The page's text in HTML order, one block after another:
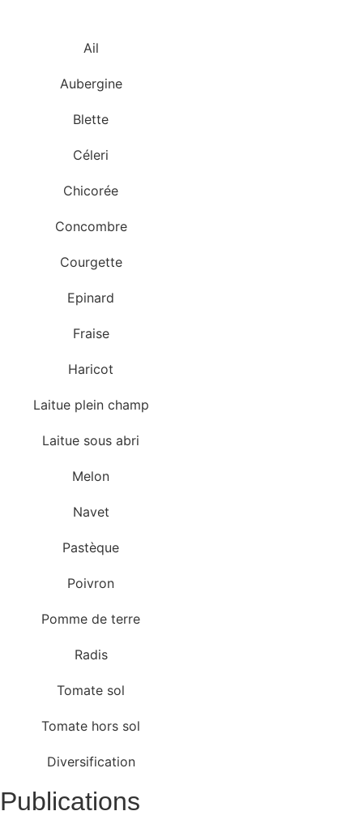
Ail
Aubergine
Blette
Céleri
Chicorée
Concombre
Courgette
Epinard
Fraise
Haricot
Laitue plein champ
Laitue sous abri
Melon
Navet
Pastèque
Poivron
Pomme de terre
Radis
Tomate sol
Tomate hors sol
Diversification
Publications